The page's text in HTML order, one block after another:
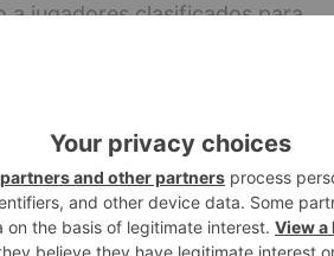
a jugadores clasificados para
de España.
categoría, y la criba ha sido
sólo esos ocho privilegiados
previa a la cita nacional del